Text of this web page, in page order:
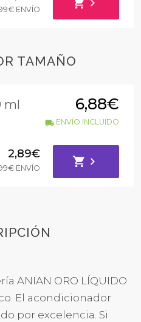
ENVÍO shopping_cart chevron_right
TAMAÑO
ml 6,88€
local_shippingENVÍO INCLUIDO
2,89€
ENVÍO shopping_cart chevron_right
ANIAN ORO LÍQUIDO
El acondicionador
por excelencia. Si